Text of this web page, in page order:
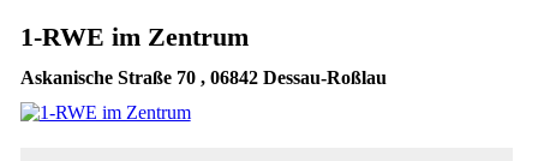
1-RWE im Zentrum
Askanische Straße 70 , 06842 Dessau-Roßlau